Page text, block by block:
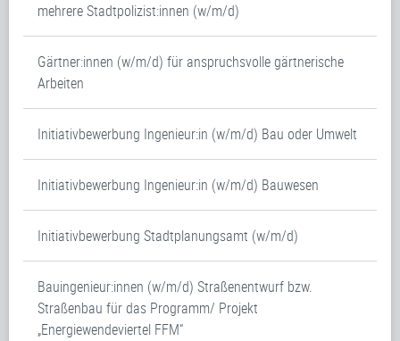
mehrere Stadtpolizist:innen (w/m/d)
Gärtner:innen (w/m/d) für anspruchsvolle gärtnerische
Arbeiten
Initiativbewerbung Ingenieur:in (w/m/d) Bau oder Umwelt
Initiativbewerbung Ingenieur:in (w/m/d) Bauwesen
Initiativbewerbung Stadtplanungsamt (w/m/d)
Bauingenieur:innen (w/m/d) Straßenentwurf bzw.
Straßenbau für das Programm/ Projekt
„Energiewendeviertel FFM“